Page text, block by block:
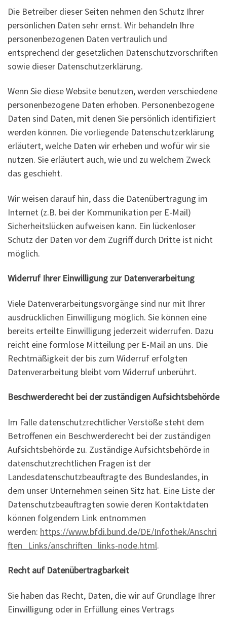
Die Betreiber dieser Seiten nehmen den Schutz Ihrer
persönlichen Daten sehr ernst. Wir behandeln Ihre
personenbezogenen Daten vertraulich und
entsprechend der gesetzlichen Datenschutzvorschriften
sowie dieser Datenschutzerklärung.
Wenn Sie diese Website benutzen, werden verschiedene
personenbezogene Daten erhoben. Personenbezogene
Daten sind Daten, mit denen Sie persönlich identifiziert
werden können. Die vorliegende Datenschutzerklärung
erläutert, welche Daten wir erheben und wofür wir sie
nutzen. Sie erläutert auch, wie und zu welchem Zweck
das geschieht.
Wir weisen darauf hin, dass die Datenübertragung im
Internet (z.B. bei der Kommunikation per E-Mail)
Sicherheitslücken aufweisen kann. Ein lückenloser
Schutz der Daten vor dem Zugriff durch Dritte ist nicht
möglich.
Widerruf Ihrer Einwilligung zur Datenverarbeitung
Viele Datenverarbeitungsvorgänge sind nur mit Ihrer
ausdrücklichen Einwilligung möglich. Sie können eine
bereits erteilte Einwilligung jederzeit widerrufen. Dazu
reicht eine formlose Mitteilung per E-Mail an uns. Die
Rechtmäßigkeit der bis zum Widerruf erfolgten
Datenverarbeitung bleibt vom Widerruf unberührt.
Beschwerderecht bei der zuständigen Aufsichtsbehörde
Im Falle datenschutzrechtlicher Verstöße steht dem
Betroffenen ein Beschwerderecht bei der zuständigen
Aufsichtsbehörde zu. Zuständige Aufsichtsbehörde in
datenschutzrechtlichen Fragen ist der
Landesdatenschutzbeauftragte des Bundeslandes, in
dem unser Unternehmen seinen Sitz hat. Eine Liste der
Datenschutzbeauftragten sowie deren Kontaktdaten
können folgendem Link entnommen
werden: https://www.bfdi.bund.de/DE/Infothek/Anschri
ften_Links/anschriften_links-node.html.
Recht auf Datenübertragbarkeit
Sie haben das Recht, Daten, die wir auf Grundlage Ihrer
Einwilligung oder in Erfüllung eines Vertrags